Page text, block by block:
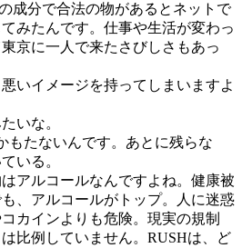
成分で合法の物があるとネットで
みたんです。仕事や生活が変わっ
京に一人で来たさびしさもあっ
いイメージを持ってしまいますよ
いな。
もたないんです。あとに残らな
いる。
アルコールなんですよね。健康被
、アルコールがトップ。人に迷惑
カインよりも危険。現実の規制
比例していません。RUSHは、ど